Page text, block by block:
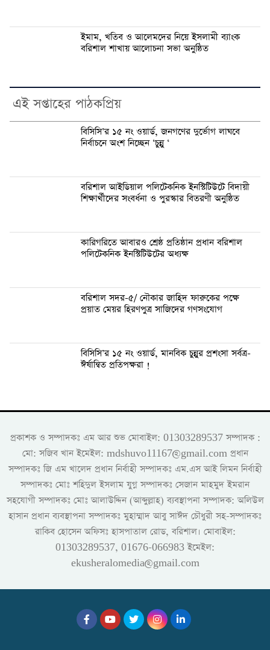
ইমাম, খতিব ও আলেমদের নিয়ে ইসলামী ব্যাংক
বরিশাল শাখায় আলোচনা সভা অনুষ্ঠিত
এই সপ্তাহের পাঠকপ্রিয়
বিসিসি’র ১৫ নং ওয়ার্ড, জনগণের দুর্ভোগ লাঘবে
নির্বাচনে অংশ নিচ্ছেন ‘চুন্নু ‘
বরিশাল আইডিয়াল পলিটেকনিক ইনস্টিটিউটে বিদায়ী
শিক্ষার্থীদের সংবর্ধনা ও পুরস্কার বিতরণী অনুষ্ঠিত
কারিগরিতে আবারও শ্রেষ্ঠ প্রতিষ্ঠান প্রধান বরিশাল
পলিটেকনিক ইনস্টিটিউটের অধ্যক্ষ
বরিশাল সদর-৫/ নৌকার জাহিদ ফারুকের পক্ষে
প্র‍য়াত মেয়র হিরণপুত্র সাজিদের গণসংযোগ
বিসিসি’র ১৫ নং ওয়ার্ড, মানবিক চুন্নুর প্রশংসা সর্বত্র-
ঈর্ষান্বিত প্রতিপক্ষরা !
প্রকাশক ও সম্পাদকঃ এম আর শুভ মোবাইল: 01303289537 সম্পাদক :
মো: সজিব খান ইমেইল: mdshuvo11167@gmail.com প্রধান
সম্পাদকঃ জি এম খালেদ প্রধান নির্বাহী সম্পাদকঃ এম.এস আই লিমন নির্বাহী
সম্পাদকঃ মোঃ শহিদুল ইসলাম যুগ্ন সম্পাদকঃ সেজান মাহমুদ ইমরান
সহযোগী সম্পাদকঃ মোঃ আলাউদ্দিন (আব্দুল্লাহ) ব্যবস্থাপনা সম্পাদক: অলিউল
হাসান প্রধান ব্যবস্থাপনা সম্পাদকঃ মুহাম্মাদ আবু সাঈদ চৌধুরী সহ-সম্পাদকঃ
রাকিব হোসেন অফিসঃ হাসপাতাল রোড, বরিশাল। মোবাইল:
01303289537, 01676-066983 ইমেইল:
ekusheralomedia@gmail.com